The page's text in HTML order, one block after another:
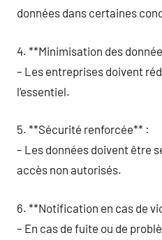
données dans certaines
4. **Minimisation des
– Les entreprises doivent
l’essentiel.
5. **Sécurité renforcée** :
– Les données doivent être
accès non autorisés.
6. **Notification en cas de
– En cas de fuite ou de